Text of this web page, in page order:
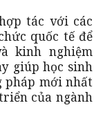
tác với các
quốc tế để
kinh nghiệm
giúp học sinh
pháp mới nhất
của ngành